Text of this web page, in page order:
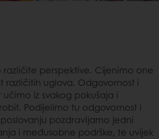
perspektive. Cijenimo one
različitih uglova. Odgovornost i
iz svakog pokušaja i
Podijelimo tu odgovornost i
pozdravljamo jedni
i međusobne podrške, te uvijek